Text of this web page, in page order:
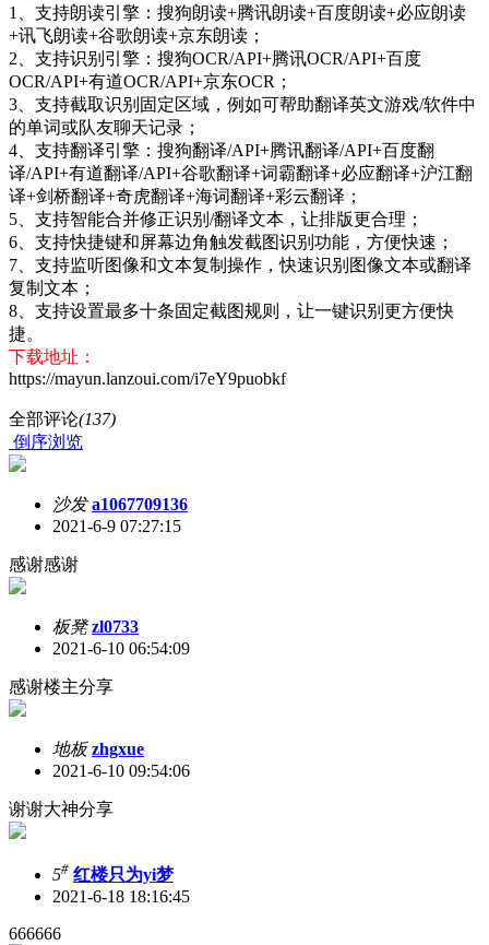
1、支持朗读引擎：搜狗朗读+腾讯朗读+百度朗读+必应朗读
+讯飞朗读+谷歌朗读+京东朗读；
2、支持识别引擎：搜狗OCR/API+腾讯OCR/API+百度
OCR/API+有道OCR/API+京东OCR；
3、支持截取识别固定区域，例如可帮助翻译英文游戏/软件中
的单词或队友聊天记录；
4、支持翻译引擎：搜狗翻译/API+腾讯翻译/API+百度翻
译/API+有道翻译/API+谷歌翻译+词霸翻译+必应翻译+沪江翻
译+剑桥翻译+奇虎翻译+海词翻译+彩云翻译；
5、支持智能合并修正识别/翻译文本，让排版更合理；
6、支持快捷键和屏幕边角触发截图识别功能，方便快速；
7、支持监听图像和文本复制操作，快速识别图像文本或翻译
复制文本；
8、支持设置最多十条固定截图规则，让一键识别更方便快
捷。
下载地址：
https://mayun.lanzoui.com/i7eY9puobkf
全部评论(137)
倒序浏览
沙发 a1067709136
2021-6-9 07:27:15
感谢感谢
板凳 zl0733
2021-6-10 06:54:09
感谢楼主分享
地板 zhgxue
2021-6-10 09:54:06
谢谢大神分享
5# 红楼只为yi梦
2021-6-18 18:16:45
666666